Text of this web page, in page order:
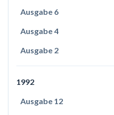
Ausgabe 6
Ausgabe 4
Ausgabe 2
1992
Ausgabe 12